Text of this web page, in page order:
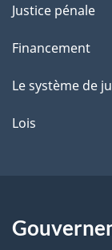
Justice pénale
Financement
Le système de
Lois